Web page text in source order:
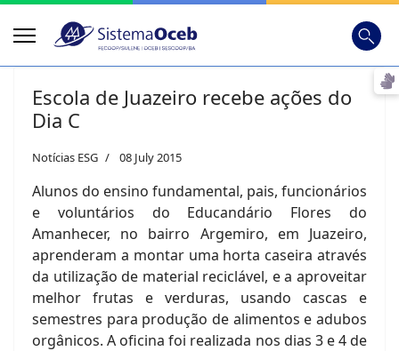
Busca
Escola de Juazeiro recebe ações do
Dia C
Notícias ESG 08 July 2015
Alunos do ensino fundamental, pais, funcionários
e voluntários do Educandário Flores do
Amanhecer, no bairro Argemiro, em Juazeiro,
aprenderam a montar uma horta caseira através
da utilização de material reciclável, e a aproveitar
melhor frutas e verduras, usando cascas e
semestres para produção de alimentos e adubos
orgânicos. A oficina foi realizada nos dias 3 e 4 de